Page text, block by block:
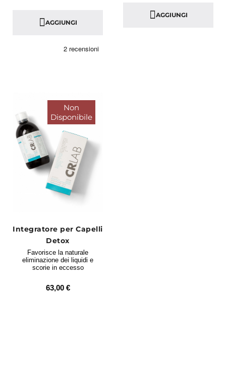
AGGIUNGI
AGGIUNGI
Non
Disponibile
Integratore per Capelli
Detox
Favorisce la naturale
eliminazione dei liquidi e
scorie in eccesso
63,00 €